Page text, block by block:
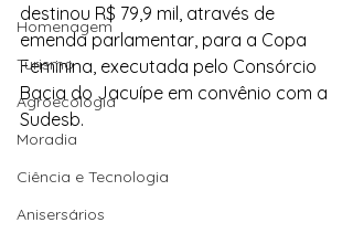
Homenagem
Turismo
Agroecologia
Moradia
Ciência e Tecnologia
Anisersários
destinou R$ 79,9 mil, através de
emenda parlamentar, para a Copa
Feminina, executada pelo Consórcio
Bacia do Jacuípe em convênio com a
Sudesb.